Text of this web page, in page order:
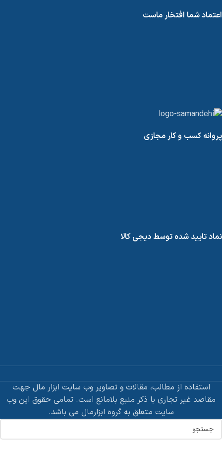
اعتماد شما افتخار ماست
پروانه کسب و کار مجازی
نماد تایید شده توسط دیجی کالا
استفاده از مطالب، مقالات و تصاویر وب سایت ابزار مال جهت
مقاصد غیر تجاری با ذکر منبع بلامانع است. تمامی حقوق این وب
سایت متعلق به گروه ابزارمال می باشد.